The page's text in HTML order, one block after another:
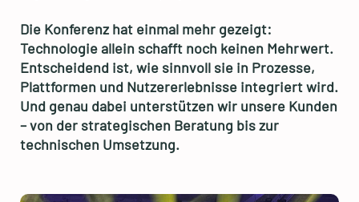
Die Konferenz hat einmal mehr gezeigt:
Technologie allein schafft noch keinen Mehrwert.
Entscheidend ist, wie sinnvoll sie in Prozesse,
Plattformen und Nutzererlebnisse integriert wird.
Und genau dabei unterstützen wir unsere Kunden
– von der strategischen Beratung bis zur
technischen Umsetzung.